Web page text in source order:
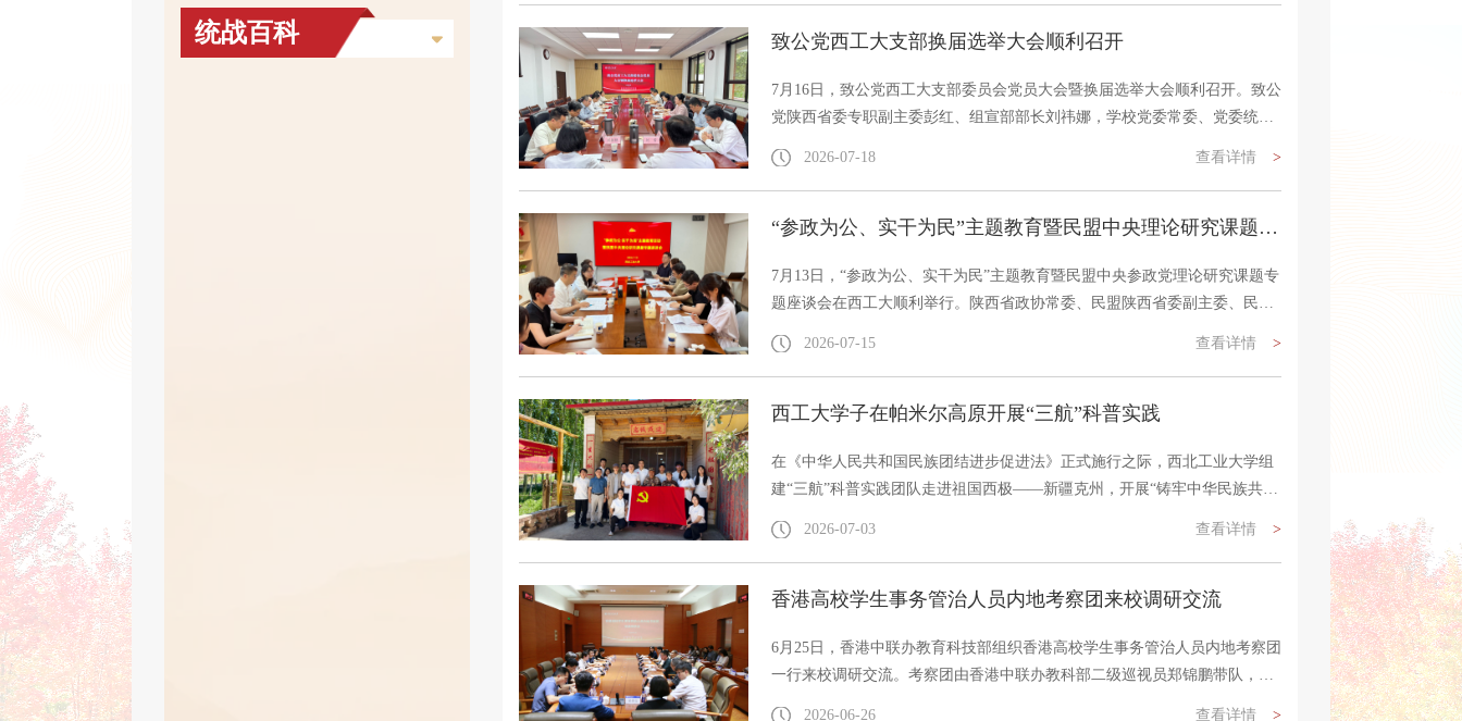
统战百科
联络员代表近40人参加此次培训。开班仪式上，青海两弹一星干部学院...
致公党西工大支部换届选举大会顺利召开
7月16日，致公党西工大支部委员会党员大会暨换届选举大会顺利召开。致公
党陕西省委专职副主委彭红、组宣部部长刘祎娜，学校党委常委、党委统战
委王宇恒教授作为兄弟党派代表应邀列席。会议由支部第二届委员会副主委
程序规范有序。致公党西工大支部主委范晓丽代表第二届委员会，从强化
2026-07-18 查看详情 >
“参政为公、实干为民”主题教育暨民盟中央理论研究课题专题座谈会在西工大召开
7月13日，“参政为公、实干为民”主题教育暨民盟中央参政党理论研究课题专
题座谈会在西工大顺利举行。陕西省政协常委、民盟陕西省委副主委、民盟
战部常务副部长乔彩燕出席会议。来自长安大学、西安理工大学、西安邮电
及课题组全体成员参加会议。本次座谈会聚焦主题教育深化与课题研究...
2026-07-15 查看详情 >
西工大学子在帕米尔高原开展“三航”科普实践
在《中华人民共和国民族团结进步促进法》正式施行之际，西北工业大学组
建“三航”科普实践团队走进祖国西极——新疆克州，开展“铸牢中华民族共同
航模特技飞行展演、科创动手实践教学等多元形式，将国防军工文化传承、
各族青少年同心向党的浓厚氛围。“克州各族学生身上展现出的勇敢、...
2026-07-03 查看详情 >
香港高校学生事务管治人员内地考察团来校调研交流
6月25日，香港中联办教育科技部组织香港高校学生事务管治人员内地考察团
一行来校调研交流。考察团由香港中联办教科部二级巡视员郑锦鹏带队，来
2026-06-26
查看详情 >